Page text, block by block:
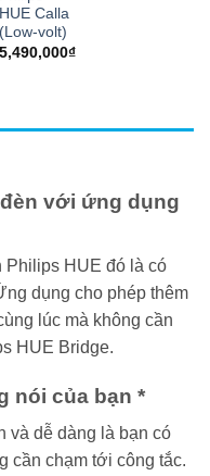
HUE Calla
(Low-volt)
5,490,000₫
với ứng dụng
Philips HUE đó là có
dụng cho phép thêm
lúc mà không cần
HUE Bridge.
nói của bạn *
và dễ dàng là bạn có
cần chạm tới công tắc.